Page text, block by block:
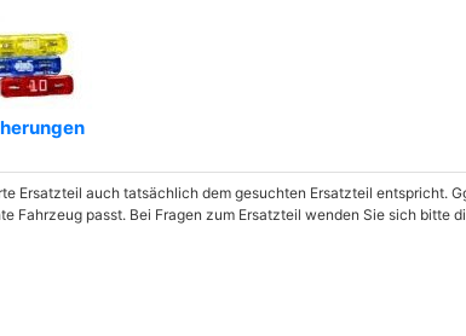
Ersatzteil auch tatsächlich dem gesuchten Ersatzteil entspricht.
Fahrzeug passt. Bei Fragen zum Ersatzteil wenden Sie sich bitte